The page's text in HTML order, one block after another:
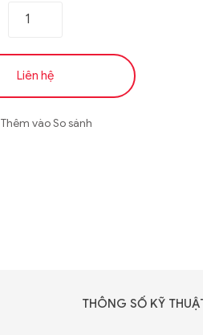
Liên hệ
Thêm vào So sánh
THÔNG SỐ KỸ THUẬT